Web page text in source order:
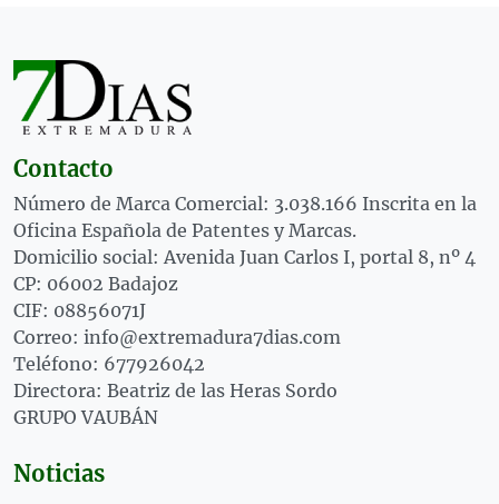
Contacto
Número de Marca Comercial: 3.038.166 Inscrita en la
Oficina Española de Patentes y Marcas.
Domicilio social: Avenida Juan Carlos I, portal 8, nº 4
CP: 06002 Badajoz
CIF: 08856071J
Correo: info@extremadura7dias.com
Teléfono: 677926042
Directora: Beatriz de las Heras Sordo
GRUPO VAUBÁN
Noticias